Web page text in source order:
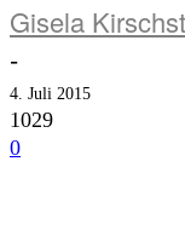
Gisela
-
4. Juli 2015
1029
0